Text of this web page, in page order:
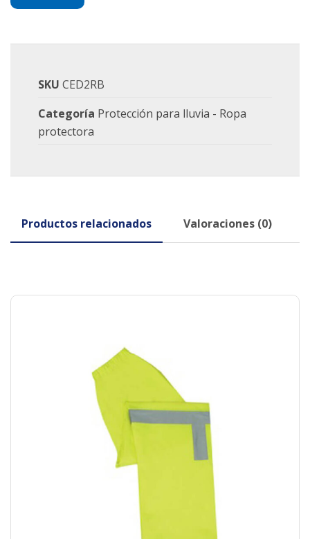
SKU CED2RB
Categoría Protección para lluvia - Ropa
protectora
Productos relacionados Valoraciones (0)